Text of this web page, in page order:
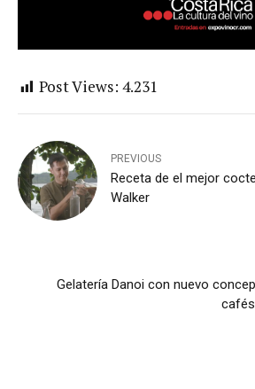
Post Views: 4.231
PREVIOUS
Receta de el mejor
Walker
Gelatería Danoi con nuevo